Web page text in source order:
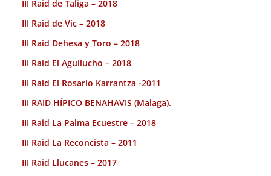
III Raid de Taliga – 2018
III Raid de Vic – 2018
III Raid Dehesa y Toro – 2018
III Raid El Aguilucho – 2018
III Raid El Rosario Karrantza -2011
III RAID HÍPICO BENAHAVIS (Malaga).
III Raid La Palma Ecuestre – 2018
III Raid La Reconcista – 2011
III Raid Llucanes – 2017